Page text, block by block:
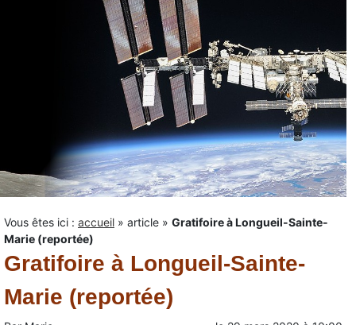
Vous êtes ici : accueil » article » Gratifoire à Longueil-Sainte-
Marie (reportée)
Gratifoire à Longueil-Sainte-
Marie (reportée)